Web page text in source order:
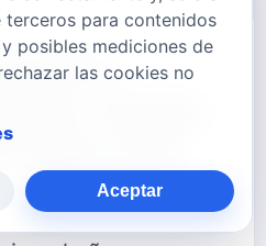
Barca
single
disco de
terceros para contenidos
posibles mediciones de
las cookies no
Aceptar